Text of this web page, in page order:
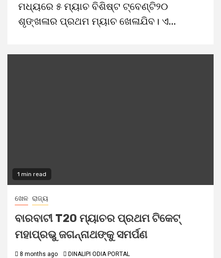
ମଧ୍ୟରେ ୫ ମ୍ୟାଚ ବିଶିଷ୍ଟ ଟ୍ବେଣ୍ଟି୨୦
ଶୃଙ୍ଖଳାର ପ୍ରଥମ ମ୍ୟାଚ ଖେଳାଯିବ। ଏ...
1 min read
ଖେଳ ରାଜ୍ୟ
ବାରବାଟୀ T20 ମ୍ୟାଚର ପ୍ରଥମ ଟିକେଟ୍
ମହାପ୍ରଭୁ ଜଗନ୍ନାଥଙ୍କୁ ସମର୍ପଣ
8 months ago DINALIPI ODIA PORTAL